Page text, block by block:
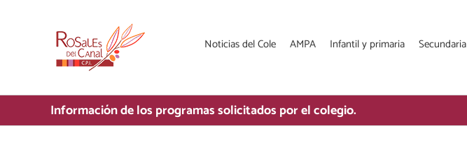
Noticias del Cole AMPA Infantil y primaria Secundaria
Información de los programas solicitados por el colegio.